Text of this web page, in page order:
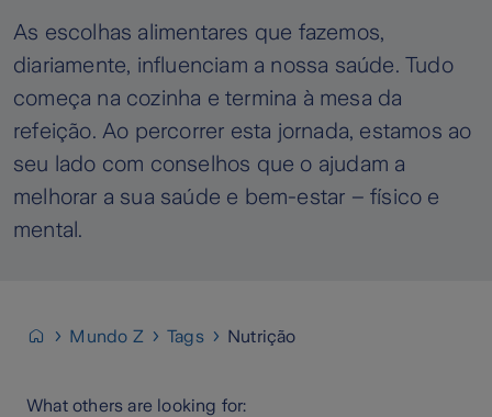
As escolhas alimentares que fazemos,
diariamente, influenciam a nossa saúde. Tudo
começa na cozinha e termina à mesa da
refeição. Ao percorrer esta jornada, estamos ao
seu lado com conselhos que o ajudam a
melhorar a sua saúde e bem-estar – físico e
mental.
Mundo Z Tags Nutrição
What others are looking for: